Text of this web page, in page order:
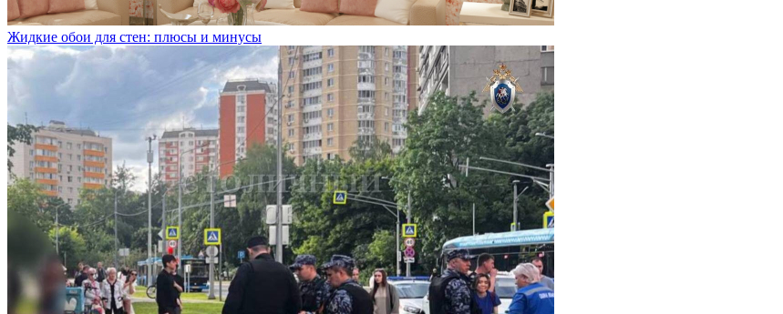
Жидкие обои для стен: плюсы и минусы